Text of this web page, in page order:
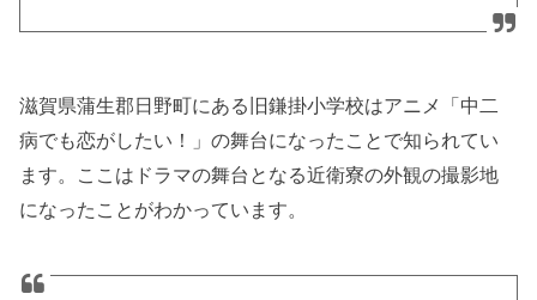
滋賀県蒲生郡日野町にある旧鎌掛小学校はアニメ「中二
病でも恋がしたい！」の舞台になったことで知られてい
ます。ここはドラマの舞台となる近衛寮の外観の撮影地
になったことがわかっています。